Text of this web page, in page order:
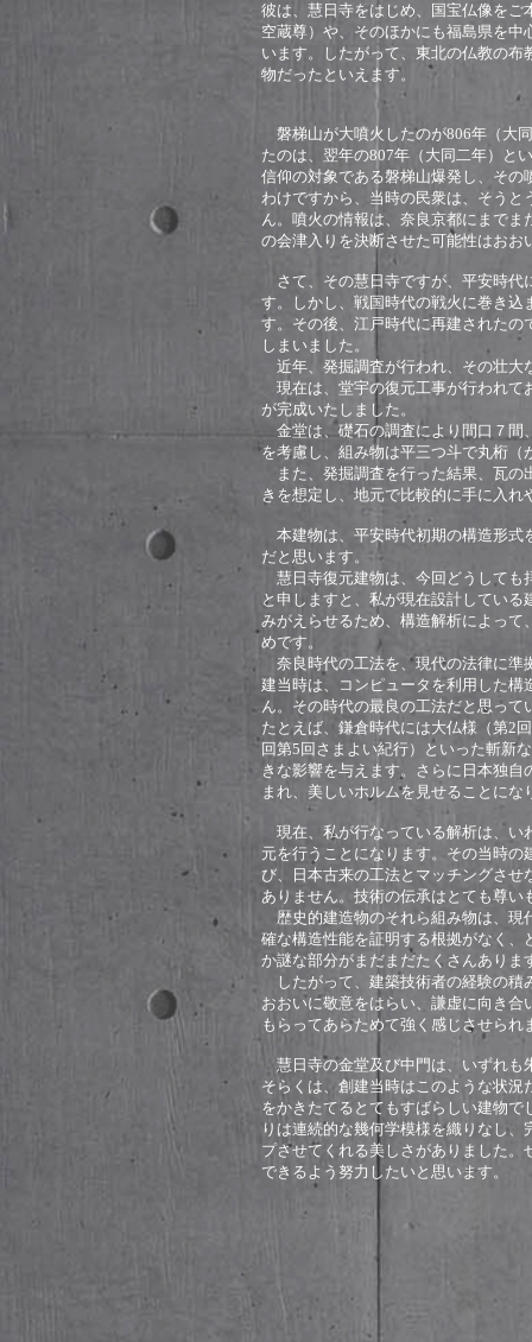
彼は、慧日寺をはじめ、国宝仏像を
空蔵尊）や、そのほかにも福島県を
います。したがって、東北の仏教の
物だったといえます。
磐梯山が大噴火したのが806年（大
たのは、翌年の807年（大同二年）と
信仰の対象である磐梯山爆発し、そ
わけですから、当時の民衆は、そう
ん。噴火の情報は、奈良京都にまで
の会津入りを決断させた可能性はおお
さて、その慧日寺ですが、平安時代
す。しかし、戦国時代の戦火に巻き
す。その後、江戸時代に再建された
しまいました。
近年、発掘調査が行われ、その壮大
現在は、堂宇の復元工事が行われて
が完成いたしました。
金堂は、礎石の調査により間口７間
を考慮し、組み物は平三つ斗で丸桁
また、発掘調査を行った結果、瓦の
きを想定し、地元で比較的に手に入
本建物は、平安時代初期の構造形式
だと思います。
慧日寺復元建物は、今回どうしても
と申しますと、私が現在設計してい
みがえらせるため、構造解析によっ
めです。
奈良時代の工法を、現代の法律に準
建当時は、コンピュータを利用した
ん。その時代の最良の工法だと思っ
たとえば、鎌倉時代には大仏様（第2
回第5回さまよい紀行）といった斬新
きな影響を与えます。さらに日本独
まれ、美しいホルムを見せることにな
現在、私が行なっている解析は、い
元を行うことになります。その当時
び、日本古来の工法とマッチングさ
ありません。技術の伝承はとても尊い
歴史的建造物のそれら組み物は、現
確な構造性能を証明する根拠がなく
か謎な部分がまだまだたくさんありま
したがって、建築技術者の経験の積
おおいに敬意をはらい、謙虚に向き
もらってあらためて強く感じさせられ
慧日寺の金堂及び中門は、いずれも
そらくは、創建当時はこのような状
をかきたてるとてもすばらしい建物
りは連続的な幾何学模様を織りなし
プさせてくれる美しさがありました
できるよう努力したいと思います。